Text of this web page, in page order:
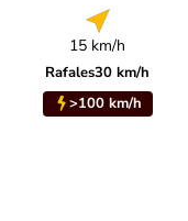
15 km/h
Rafales30 km/h
>100 km/h